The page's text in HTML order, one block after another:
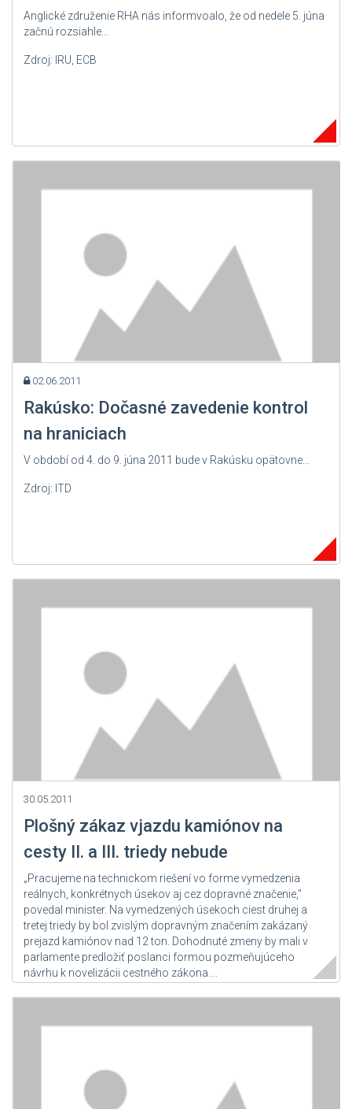
Anglické združenie RHA nás informvoalo, že od nedele 5. júna
začnú rozsiahle...
Zdroj: IRU, ECB
02.06.2011
Rakúsko: Dočasné zavedenie kontrol
na hraniciach
V období od 4. do 9. júna 2011 bude v Rakúsku opätovne...
Zdroj: ITD
30.05.2011
Plošný zákaz vjazdu kamiónov na
cesty II. a III. triedy nebude
„Pracujeme na technickom riešení vo forme vymedzenia
reálnych, konkrétnych úsekov aj cez dopravné značenie,"
povedal minister. Na vymedzených úsekoch ciest druhej a
tretej triedy by bol zvislým dopravným značením zakázaný
prejazd kamiónov nad 12 ton. Dohodnuté zmeny by mali v
parlamente predložiť poslanci formou pozmeňujúceho
návrhu k novelizácii cestného zákona....
Zdroj: SITA